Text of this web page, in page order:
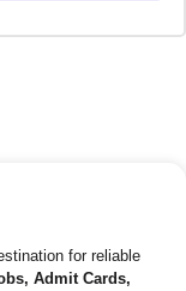
for reliable
Admit Cards,